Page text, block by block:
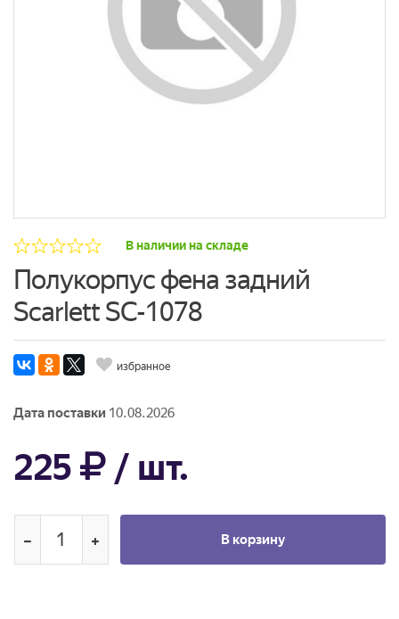
В наличии на складе
Полукорпус фена задний
Scarlett SC-1078
избранное
Дата поставки 10.08.2026
225 / шт.
В корзину